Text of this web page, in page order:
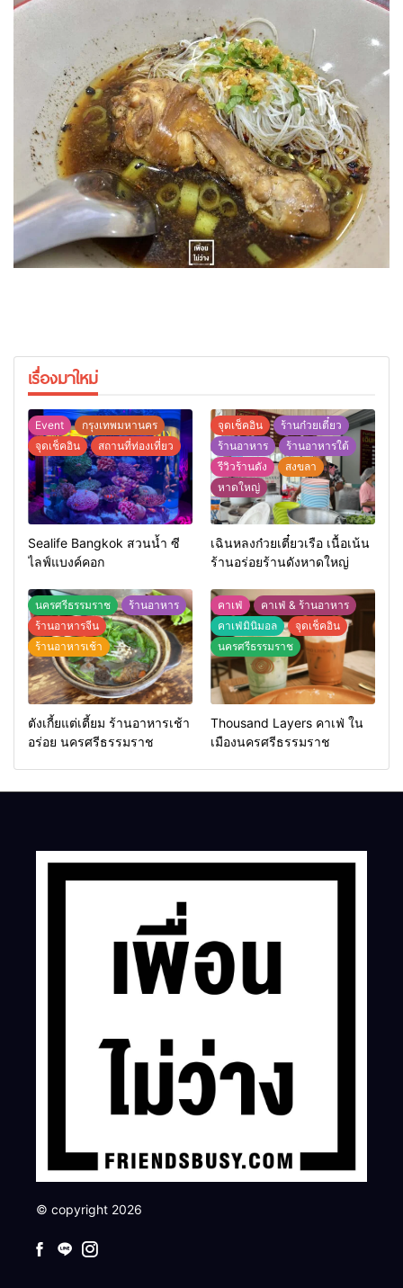
เรื่องมาใหม่
Event
กรุงเทพมหานคร
จุดเช็คอิน
สถานที่ท่องเที่ยว
Sealife Bangkok สวนน้ำ ซี
ไลฟ์แบงค์คอก
จุดเช็คอิน
ร้านก๋วยเตี๋ยว
ร้านอาหาร
ร้านอาหารใต้
รีวิวร้านดัง
สงขลา
หาดใหญ่
เฉินหลงก๋วยเตี๋ยวเรือ เนื้อเน้น
ร้านอร่อยร้านดังหาดใหญ่
นครศรีธรรมราช
ร้านอาหาร
ร้านอาหารจีน
ร้านอาหารเช้า
ตังเกี้ยแต่เตี้ยม ร้านอาหารเช้า
อร่อย นครศรีธรรมราช
คาเฟ่
คาเฟ่ & ร้านอาหาร
คาเฟ่มินิมอล
จุดเช็คอิน
นครศรีธรรมราช
Thousand Layers คาเฟ่ ใน
เมืองนครศรีธรรมราช
© copyright 2026